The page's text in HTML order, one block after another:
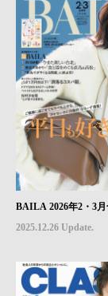
BAILA 2026年2・3
2025.12.26 Update.